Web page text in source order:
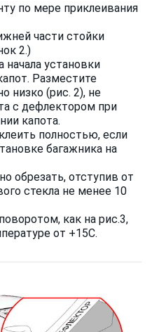
по мере приклеивания
части стойки
2.)
установки
Разместите
низко (рис. 2), не
с дефлектором при
капота.
полностью, если
багажника на
обрезать, отступив от
стекла не менее 10
как на рис.3,
от +15С.